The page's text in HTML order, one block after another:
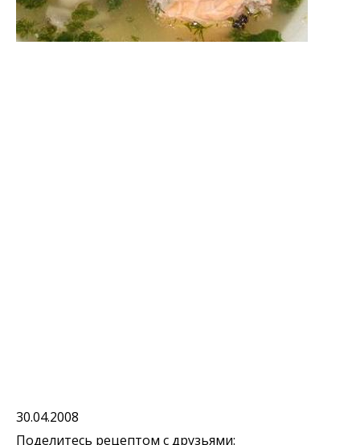
30.04.2008
Поделитесь рецептом с друзьями: